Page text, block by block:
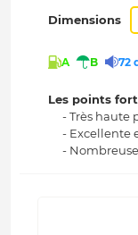
Dimensions
A B 72
Les points
- Très haute
- Excellente
-